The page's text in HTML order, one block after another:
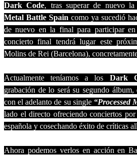
Dark Code, tras superar de nuevo
Metal Battle Spain como ya sucedió
de nuevo en la final para participar
concierto final tendrá lugar este
Molins de Rei (Barcelona),
Actualmente teníamos a los Dark
grabación de lo será su segundo
con el adelanto de su single “Processed
lado el directo ofreciendo conciertos
española y cosechando éxito de críticas
Ahora podemos verlos en acción en